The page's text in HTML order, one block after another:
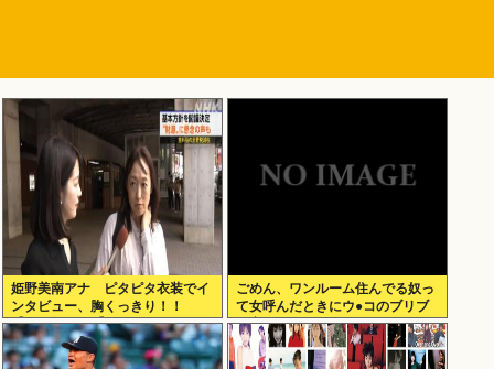
姫野美南アナ ピタピタ衣装でイ
ンタビュー、胸くっきり！！
【GIF動画あり】
ごめん、ワンルーム住んでる奴っ
て女呼んだときにウ●コのブリブ
リ音どうしてんの？？